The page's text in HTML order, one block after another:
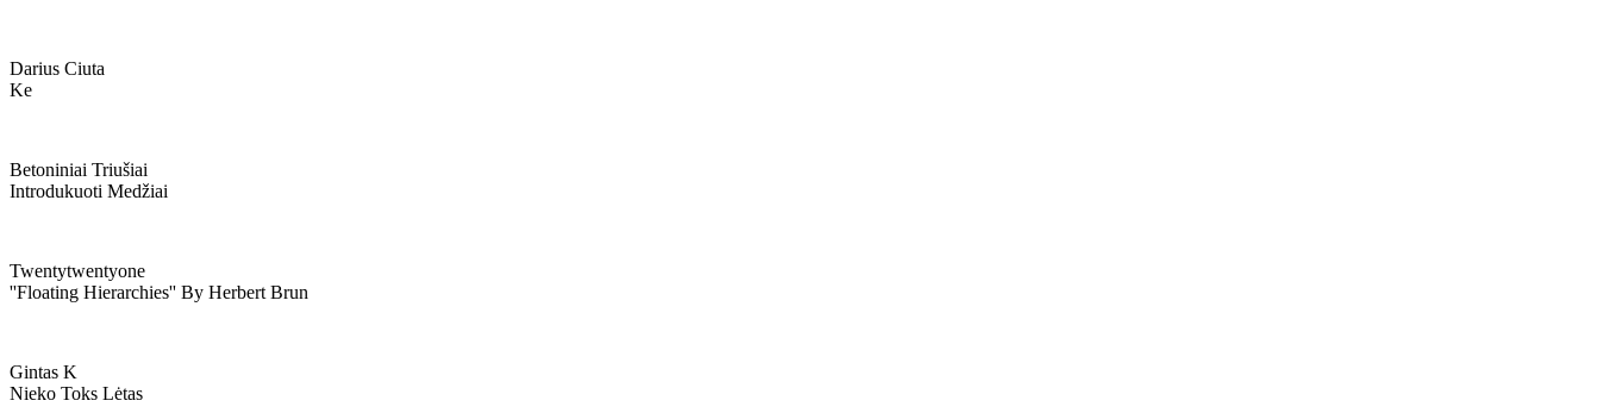
Darius Ciuta
Ke
Betoniniai Triušiai
Introdukuoti Medžiai
Twentytwentyone
''floating Hierarchies'' By Herbert Brun
Gintas K
Nieko Toks Lėtas